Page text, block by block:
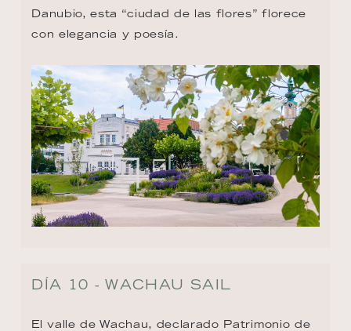
Danubio, esta “ciudad de las flores” florece
con elegancia y poesía.
DÍA 10 - WACHAU SAIL
El valle de Wachau, declarado Patrimonio de